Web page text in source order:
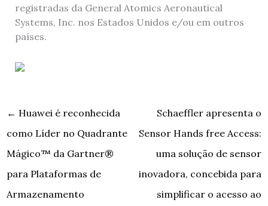
registradas da General Atomics Aeronautical
Systems, Inc. nos Estados Unidos e/ou em outros
países.
← Huawei é reconhecida
como Líder no Quadrante
Mágico™ da Gartner®
para Plataformas de
Armazenamento
Schaeffler apresenta o
Sensor Hands free Access:
uma solução de sensor
inovadora, concebida para
simplificar o acesso ao